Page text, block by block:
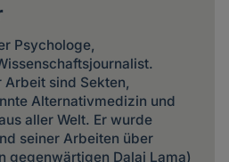
Psychologe,
sind Sekten,
Alternativmedizin und
aller Welt. Er wurde
seiner Arbeiten über
gegenwärtigen Dalai Lama)